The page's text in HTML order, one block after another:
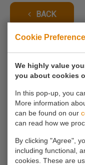
Cookie
We highly value
you about cookies
In this pop-up, you
More information
can be found on our
can read how we
By clicking "Agree",
including functional,
cookies. These are
BACK
If you have
Call us
0180 63 16 54
Mail us